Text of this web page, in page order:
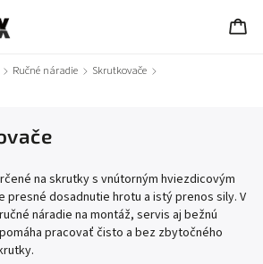
/ Ručné náradie / Skrutkovače /
na skrutky s vnútorným hviezdicovým
dosadnutie hrotu a istý prenos sily. V
náradie na montáž, servis aj bežnú
pracovať čisto a bez zbytočného